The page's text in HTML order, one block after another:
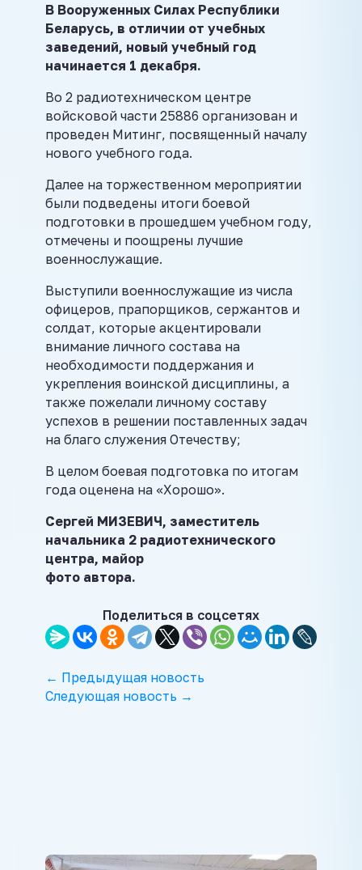
В Вооруженных Силах Республики
Беларусь, в отличии от учебных
заведений, новый учебный год
начинается 1 декабря.
Во 2 радиотехническом центре
войсковой части 25886 организован и
проведен Митинг, посвященный началу
нового учебного года.
Далее на торжественном мероприятии
были подведены итоги боевой
подготовки в прошедшем учебном году,
отмечены и поощрены лучшие
военнослужащие.
Выступили военнослужащие из числа
офицеров, прапорщиков, сержантов и
солдат, которые акцентировали
внимание личного состава на
необходимости поддержания и
укрепления воинской дисциплины, а
также пожелали личному составу
успехов в решении поставленных задач
на благо служения Отечеству;
В целом боевая подготовка по итогам
года оценена на «Хорошо».
Сергей МИЗЕВИЧ, заместитель
начальника 2 радиотехнического
центра, майор
фото автора.
Поделиться в соцсетях
← Предыдущая новость
Следующая новость →